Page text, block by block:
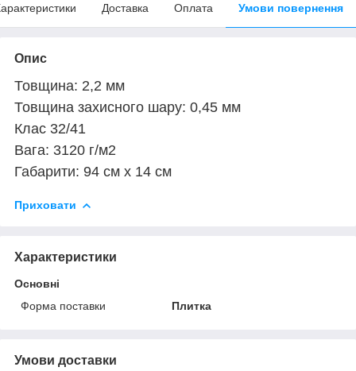
Доставка Оплата Умови повернення
Опис
Товщина: 2,2 мм
Товщина захисного шару: 0,45 мм
Клас 32/41
Вага: 3120 г/м2
Габарити: 94 см х 14 см
Приховати
Характеристики
Основні
Форма поставки
Плитка
Умови доставки